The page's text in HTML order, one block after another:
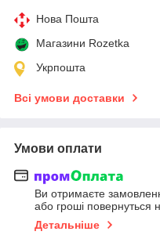
Нова Пошта
Магазини Rozetka
Укрпошта
Всі умови доставки
Умови оплати
Ви отримаєте
або гроші повернуться
Детальніше